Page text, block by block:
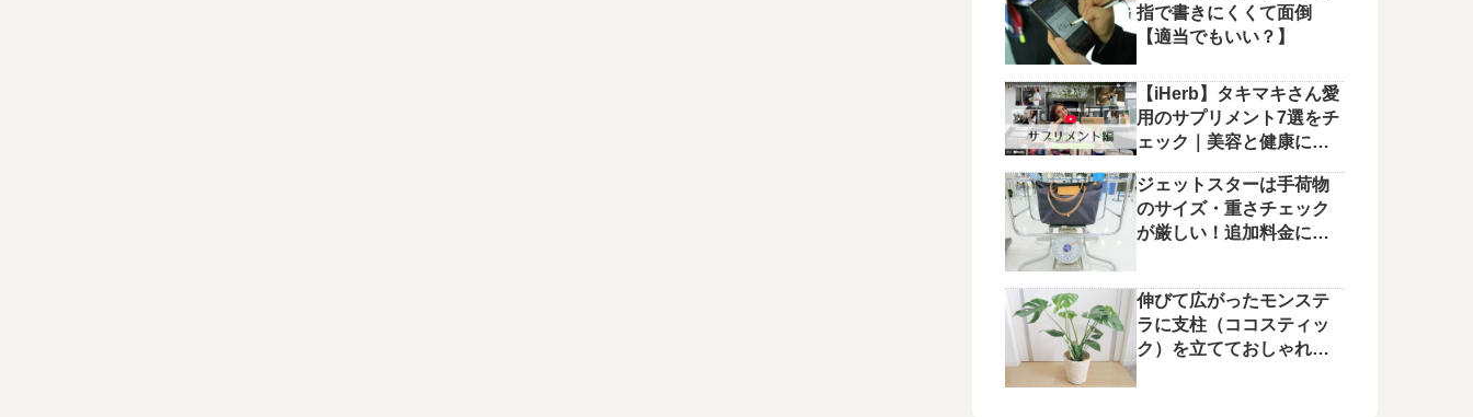
指で書きにくくて面倒
【適当でもいい？】
【iHerb】タキマキさん愛
用のサプリメント7選をチ
ェック｜美容と健康に役
ジェットスターは手荷物
のサイズ・重さチェック
が厳しい！追加料金にご
伸びて広がったモンステ
ラに支柱（ココスティッ
ク）を立てておしゃれに